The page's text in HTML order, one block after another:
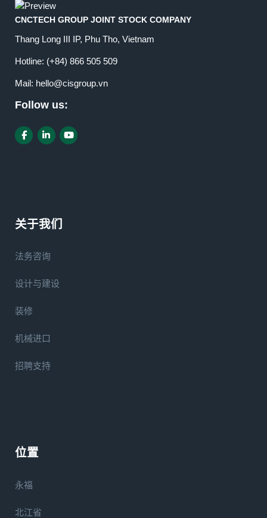
CNCTECH GROUP JOINT STOCK COMPANY
Thang Long III IP, Phu Tho, Vietnam
Hotline: (+84) 866 505 509
Mail: hello@cisgroup.vn
Follow us:
关于我们
法务咨询
设计与建设
装修
机械进口
招聘支持
位置
永福
北江省